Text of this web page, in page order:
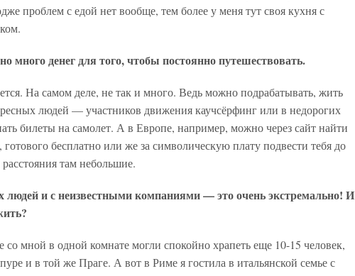
проблем с едой нет вообще, тем более у меня тут своя кухня с
много денег для того, чтобы постоянно путешествовать.
На самом деле, не так и много. Ведь можно подрабатывать, жить
людей — участников движения каучсёрфинг или в недорогих
билеты на самолет. А в Европе, например, можно через сайт найти
готового бесплатно или же за символическую плату подвести тебя до
там небольшие.
людей и с неизвестными компаниями — это очень экстремально! И
со мной в одной комнате могли спокойно храпеть еще 10-15 человек,
и в той же Праге. А вот в Риме я гостила в итальянской семье с